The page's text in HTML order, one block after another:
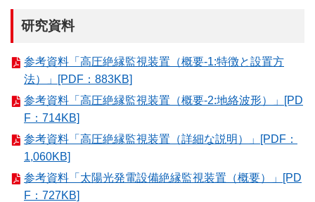
研究資料
参考資料「高圧絶縁監視装置（概要-1:特徴と設置方
法）」[PDF：883KB]
参考資料「高圧絶縁監視装置（概要-2:地絡波形）」[PD
F：714KB]
参考資料「高圧絶縁監視装置（詳細な説明）」[PDF：
1,060KB]
参考資料「太陽光発電設備絶縁監視装置（概要）」[PD
F：727KB]